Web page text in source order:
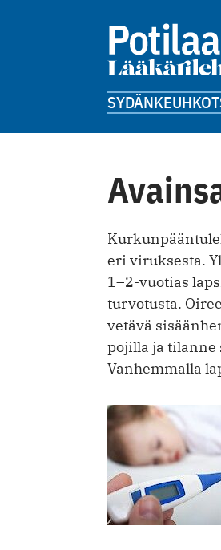
SYDÄNKEUHKOT
eri viruksesta.
1–2-vuotias
turvotusta.
vetävä
pojilla ja tilanne
Vanhemmalla